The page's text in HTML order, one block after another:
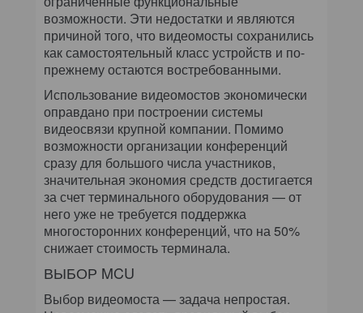
возможности. Эти недостатки и являются
причиной того, что видеомосты сохранились
как самостоятельный класс устройств и по-
прежнему остаются востребованными.
Использование видеомостов экономически
оправдано при построении системы
видеосвязи крупной компании. Помимо
возможности организации конференций
сразу для большого числа участников,
значительная экономия средств достигается
за счет терминального оборудования — от
него уже не требуется поддержка
многосторонних конференций, что на 50%
снижает стоимость терминала.
ВЫБОР MCU
Выбор видеомоста — задача непростая.